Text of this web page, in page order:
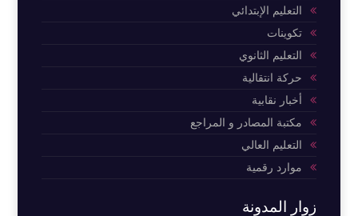
التعليم الإبتدائي
تكوينات
التعليم الثانوي
حركة انتقالية
أخبار نقابية
مكتبة المصادر و المراجع
التعليم العالي
موارد رقمية
زوار المدونة